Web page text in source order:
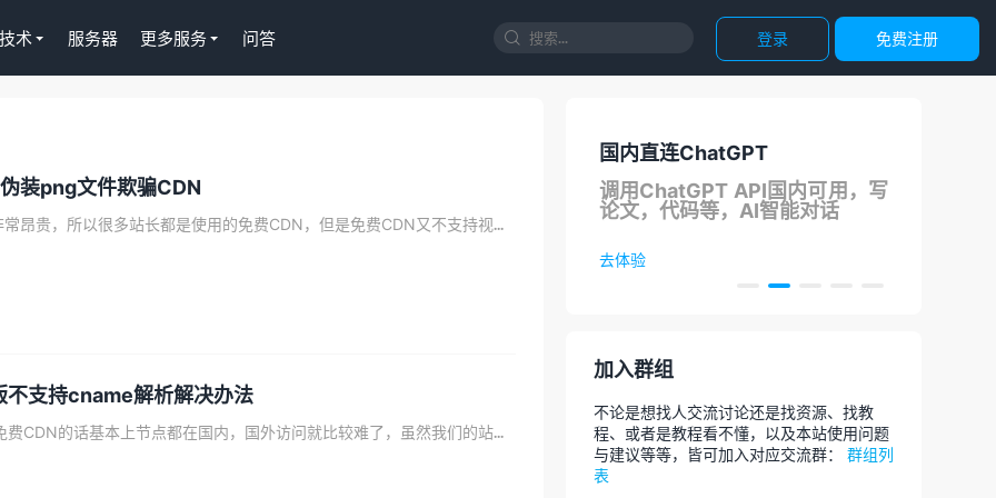
登录 免费注册

术 服务器 更多服务 问答
装png文件欺骗CDN
站长都知道网络带宽非常昂贵，所以很多站长都是使用的免费CDN，但是免费CDN又不支持视频文件，为了能...
支持cname解析解决办法
最近调整CDN，使用免费CDN的话基本上节点都在国内，国外访问就比较难了，虽然我们的站国外用户基本没...
Tutor LMS在线
国内直连ChatGPT
调用ChatGPT API国内可用，写
论文，代码等，AI智能对话
去体验
加入群组
不论是想找人交流讨论还是找资源、找教
程、或者是教程看不懂，以及本站使用问题
与建议等等，皆可加入对应交流群： 群组列
表